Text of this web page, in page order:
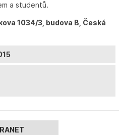
a studentů.
1034/3, budova B, Česká